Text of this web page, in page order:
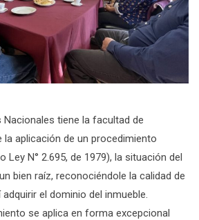
Nacionales tiene la facultad de
la aplicación de un procedimiento
Ley N° 2.695, de 1979), la situación del
bien raíz, reconociéndole la calidad de
el dominio del inmueble.
se aplica en forma excepcional